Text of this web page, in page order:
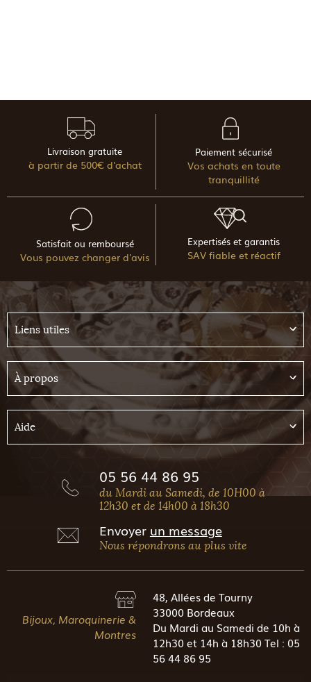
Livraison gratuite
à partir de 500€ d'achat
Paiement sécurisé
Vos achats en toute
tranquillité
Satisfait ou remboursé
Vous pouvez changer d'avis
Expertisés et garantis
SAV fiable et réactif
Liens utiles
À propos
Aide
05 56 44 86 95
du Mardi au Samedi, de 10H00 à
12h30 et de 14h00 à 18h30
Envoyer un message
Nous répondrons au plus vite
Bijoux, Maroquinerie &
Montres
48, Allées de Tourny
33000 Bordeaux
Du Mardi au Samedi de 10h à
12h30 et 14h à 18h30 Tel : 05
56 44 86 95